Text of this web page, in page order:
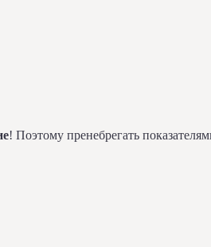
! Поэтому пренебрегать